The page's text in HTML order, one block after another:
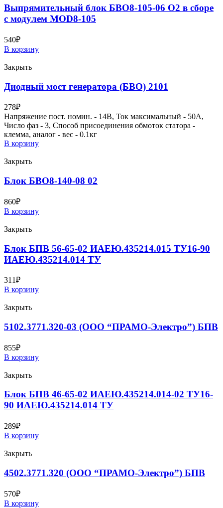
Выпрямительный блок БВО8-105-06 О2 в сборе
с модулем MOD8-105
540₽
В корзину
Закрыть
Диодный мост генератора (БВО) 2101
278₽
Напряжение пост. номин. - 14В, Ток максимальный - 50А,
Число фаз - 3, Способ присоединения обмоток статора -
клемма, аналог - вес - 0.1кг
В корзину
Закрыть
Блок БВО8-140-08 02
860₽
В корзину
Закрыть
Блок БПВ 56-65-02 ИАЕЮ.435214.015 ТУ16-90
ИАЕЮ.435214.014 ТУ
311₽
В корзину
Закрыть
5102.3771.320-03 (ООО “ПРАМО-Электро”) БПВ
855₽
В корзину
Закрыть
Блок БПВ 46-65-02 ИАЕЮ.435214.014-02 ТУ16-
90 ИАЕЮ.435214.014 ТУ
289₽
В корзину
Закрыть
4502.3771.320 (ООО “ПРАМО-Электро”) БПВ
570₽
В корзину